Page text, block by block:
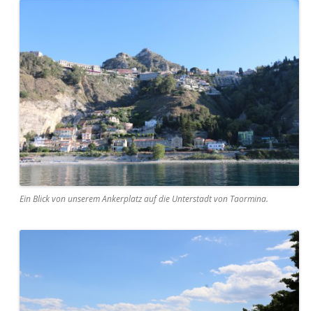
Ein Blick von unserem Ankerplatz auf die Unterstadt von Taormina.